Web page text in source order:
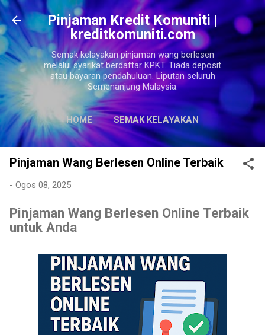
Langkau ke kandungan utama
Pinjaman Kredit Komuniti |
kreditkomuniti.com
Semak kelayakan pinjaman wang berlesen
melalui syarikat berdaftar KPKT. Tiada deposit
atau bayaran pendahuluan. Liputan seluruh
Semenanjung Malaysia.
HOME SEMAK KELAYAKAN
LAGI… SITEMAPS
Pinjaman Wang Berlesen Online Terbaik
- Ogos 08, 2025
Pinjaman Wang Berlesen Online Terbaik
untuk Anda